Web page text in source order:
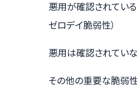
悪用が確認されてい
ゼロデイ脆弱性）
悪用は確認されてい
その他の重要な脆弱